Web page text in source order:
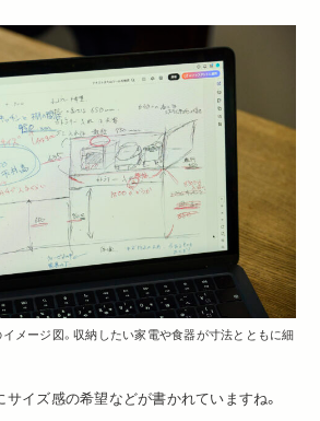
メージ図。収納したい家電や食器が寸法とともに細
サイズ感の希望などが書かれていますね。